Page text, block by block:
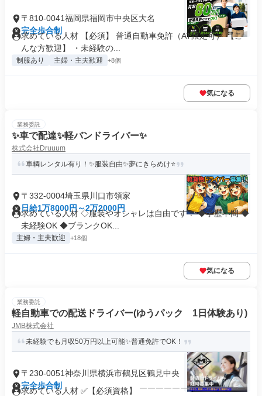
〒810-0041福岡県福岡市中央区大名
完全歩合制
求めている人材 【必須】 普通自動車免許（AT限定可） 【こ
んな方歓迎】 ・未経験の...
制服あり 主婦・主夫歓迎 +8個
気になる
業務委託
✨車で配達✨軽バンドライバー✨
株式会社Druuum
車輌レンタル有り！✨服装自由✨夢にきらめけ⭐️
〒332-0004埼玉県川口市領家
日給1万8000円～2万2000円
求めている人材 ◇服装やオシャレは自由です！ ◆学歴不問 ◆
未経験OK ◆ブランクOK...
主婦・主夫歓迎 +18個
気になる
業務委託
軽自動車での配送ドライバー(ゆうパック 1日体験あり)
JMB株式会社
未経験でも月収50万円以上可能✨普通免許でOK！
〒230-0051神奈川県横浜市鶴見区鶴見中央
完全歩合制
求めている人材 ✅【必須資格】 ￣￣￣￣￣￣￣￣￣￣￣￣￣